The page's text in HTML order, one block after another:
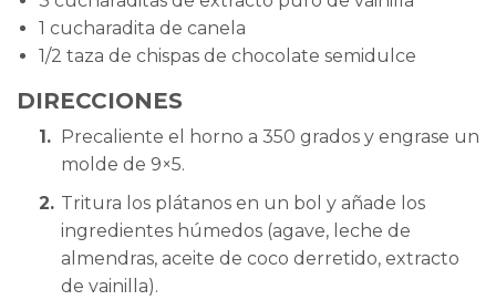
1 cucharadita de canela
1/2 taza de chispas de chocolate semidulce
DIRECCIONES
Precaliente el horno a 350 grados y engrase un
molde de 9×5.
Tritura los plátanos en un bol y añade los
ingredientes húmedos (agave, leche de
almendras, aceite de coco derretido, extracto
de vainilla).